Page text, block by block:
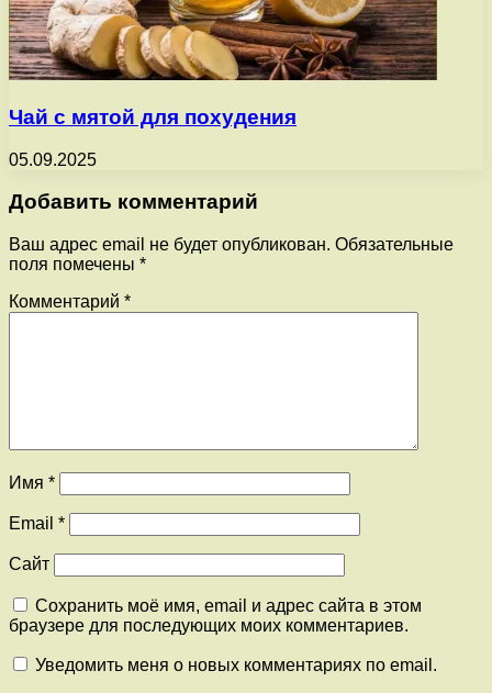
Чай с мятой для похудения
05.09.2025
Добавить комментарий
Ваш адрес email не будет опубликован. Обязательные
поля помечены *
Комментарий *
Имя *
Email *
Сайт
Сохранить моё имя, email и адрес сайта в этом
браузере для последующих моих комментариев.
Уведомить меня о новых комментариях по email.